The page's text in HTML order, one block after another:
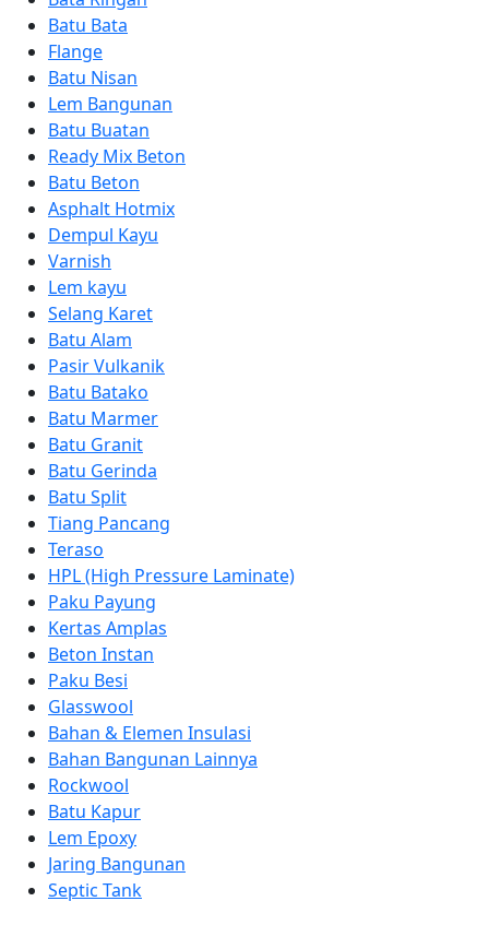
Batu Bata
Flange
Batu Nisan
Lem Bangunan
Batu Buatan
Ready Mix Beton
Batu Beton
Asphalt Hotmix
Dempul Kayu
Varnish
Lem kayu
Selang Karet
Batu Alam
Pasir Vulkanik
Batu Batako
Batu Marmer
Batu Granit
Batu Gerinda
Batu Split
Tiang Pancang
Teraso
HPL (High Pressure Laminate)
Paku Payung
Kertas Amplas
Beton Instan
Paku Besi
Glasswool
Bahan & Elemen Insulasi
Bahan Bangunan Lainnya
Rockwool
Batu Kapur
Lem Epoxy
Jaring Bangunan
Septic Tank